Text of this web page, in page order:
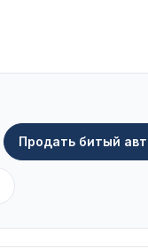
Продать битый